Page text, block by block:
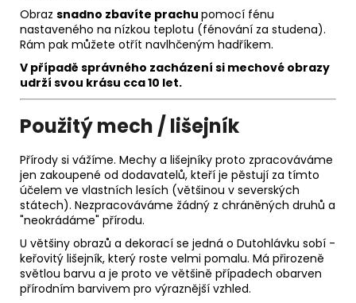
Obraz snadno zbavíte prachu pomocí fénu
nastaveného na nízkou teplotu (fénování za studena).
Rám pak můžete otřít navlhčeným hadříkem.
V případě správného zacházení si mechové obrazy
udrží svou krásu cca 10 let.
Použitý mech / lišejník
Přírody si vážíme. Mechy a lišejníky proto zpracováváme
jen zakoupené od dodavatelů, kteří je pěstují za tímto
účelem ve vlastních lesích (většinou v severských
státech). Nezpracováváme žádný z chráněných druhů a
"neokrádáme" přírodu.
U většiny obrazů a dekorací se jedná o Dutohlávku sobí -
keřovitý lišejník, který roste velmi pomalu. Má přirozeně
světlou barvu a je proto ve většině případech obarven
přírodním barvivem pro výraznější vzhled.